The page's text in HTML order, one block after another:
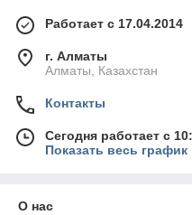
Работает с 17.04.2014
г. Алматы
Алматы, Казахстан
Контакты
Сегодня работает с
Показать весь
О нас